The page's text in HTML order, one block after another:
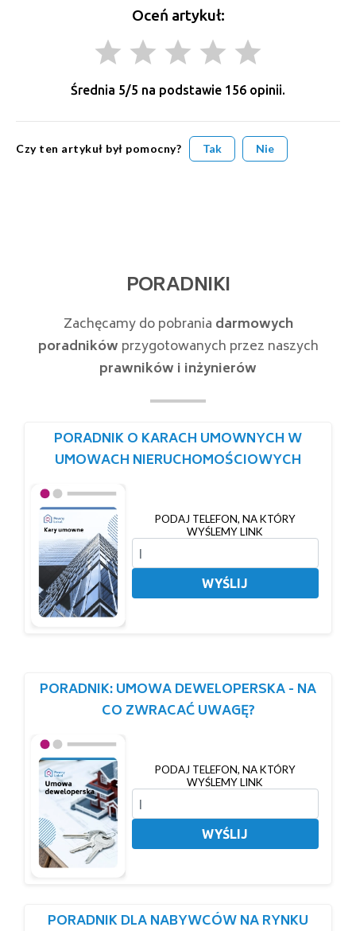
Oceń artykuł:
grade grade grade grade grade
Średnia 5/5 na podstawie 156 opinii.
Czy ten artykuł był pomocny? Tak Nie
PORADNIKI
Zachęcamy do pobrania darmowych
poradników przygotowanych przez naszych
prawników i inżynierów
PORADNIK O KARACH UMOWNYCH W
UMOWACH NIERUCHOMOŚCIOWYCH
PODAJ TELEFON, NA KTÓRY
WYŚLEMY LINK
WYŚLIJ
PORADNIK: UMOWA DEWELOPERSKA - NA
CO ZWRACAĆ UWAGĘ?
PODAJ TELEFON, NA KTÓRY
WYŚLEMY LINK
WYŚLIJ
PORADNIK DLA NABYWCÓW NA RYNKU